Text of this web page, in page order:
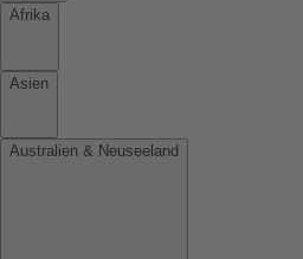
Afrika
Asien
Australien & Neuseeland